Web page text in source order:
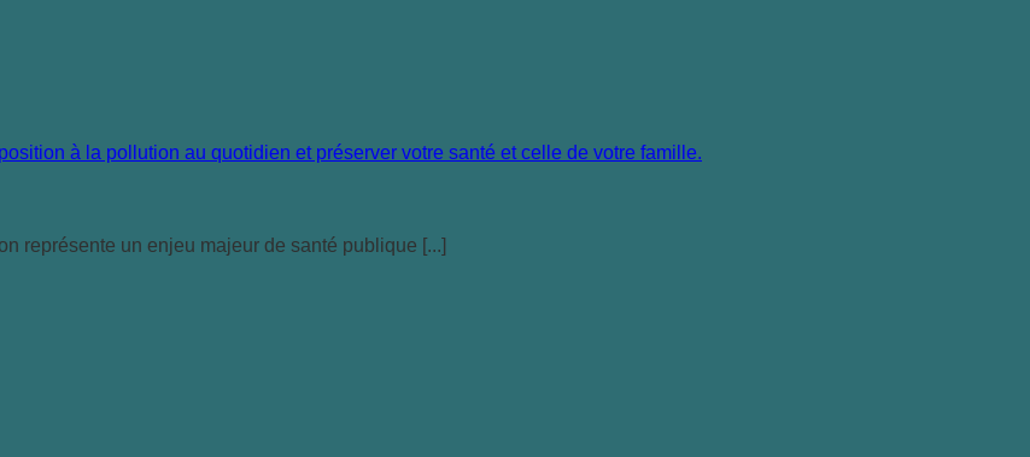
représente un enjeu majeur de santé publique [...]